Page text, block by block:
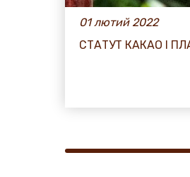
01 лютий 2022
СТАТУТ КАКАО І